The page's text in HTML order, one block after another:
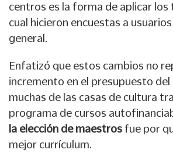
centros es la forma de aplicar los
cual hicieron encuestas a
general.
Enfatizó que estos cambios no
incremento en el presupuesto del
muchas de las casas de cultura
programa de cursos
la elección de maestros fue por
mejor currículum.